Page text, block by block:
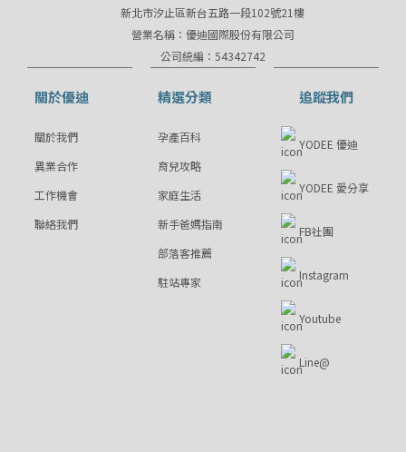
新北市汐止區新台五路一段102號21樓
營業名稱：優迪國際股份有限公司
公司統編：54342742
關於優迪
關於我們
異業合作
工作機會
聯絡我們
精選分類
孕產百科
育兒攻略
家庭生活
新手爸媽指南
部落客推薦
駐站專家
追蹤我們
YODEE 優迪
YODEE 愛分享
FB社團
Instagram
Youtube
Line@